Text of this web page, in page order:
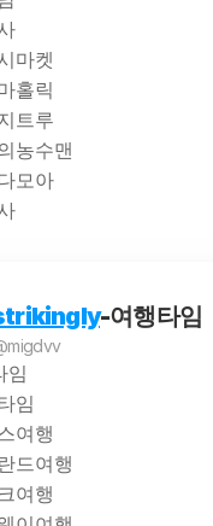
마켓
홀릭
트루
농수맨
모아
-여행타임
임
임
여행
드여행
여행